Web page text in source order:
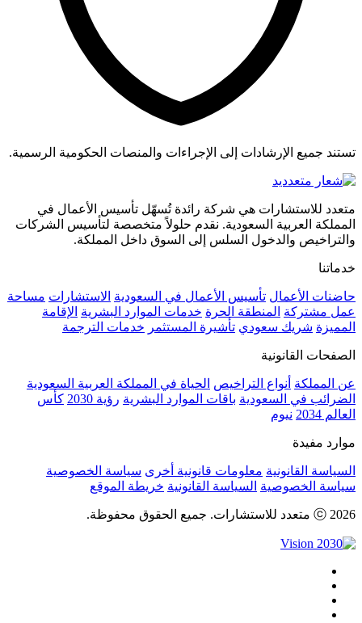
تستند جميع الإرشادات إلى الإجراءات والمنصات الحكومية الرسمية.
متعدد للاستشارات هي شركة رائدة تُسهّل تأسيس الأعمال في
المملكة العربية السعودية. نقدم حلولاً متخصصة لتأسيس الشركات
والتراخيص والدخول السلس إلى السوق داخل المملكة.
خدماتنا
حاضنات الأعمال تأسيس الأعمال في السعودية الاستشارات مساحة
عمل مشتركة المنطقة الحرة خدمات الموارد البشرية الإقامة
المميزة شريك سعودي تأشيرة المستثمر خدمات الترجمة
الصفحات القانونية
عن المملكة أنواع التراخيص الحياة في المملكة العربية السعودية
الضرائب في السعودية باقات الموارد البشرية رؤية 2030
كأس
العالم 2034
نيوم
موارد مفيدة
السياسة القانونية معلومات قانونية أخرى سياسة الخصوصية
سياسة الخصوصية السياسة القانونية خريطة الموقع
ⓒ 2026 متعدد للاستشارات. جميع الحقوق محفوظة.